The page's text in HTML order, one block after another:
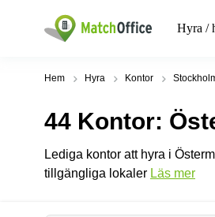
Hyra /
Hem Hyra Kontor
44 Kontor:
Lediga kontor att hyra i
tillgängliga lokaler Läs mer